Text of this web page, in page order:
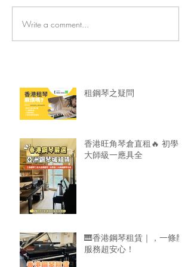
香港旺角琴倉直租🔥 初學
大師級一應具全
Write a comment...
租鋼琴之疑問
香港旺角琴倉直租🔥 初學
大師級一應具全
🎹香港鋼琴租賃｜，一條龍
服務超安心！